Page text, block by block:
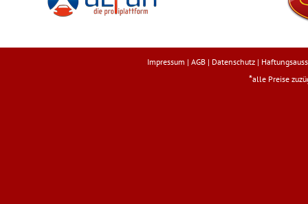
Impressum | AGB | Datenschutz |
*alle Preise